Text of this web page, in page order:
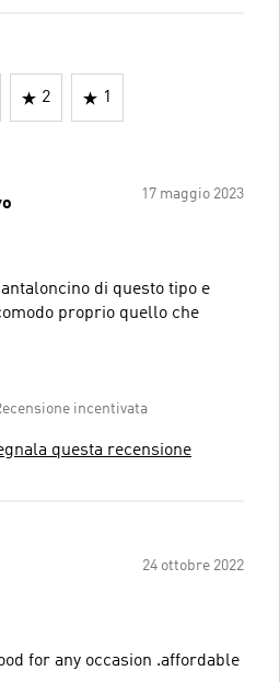
2 1
17 maggio 2023
di questo tipo e
proprio quello che
incentivata
questa recensione
24 ottobre 2022
for any occasion .affordable